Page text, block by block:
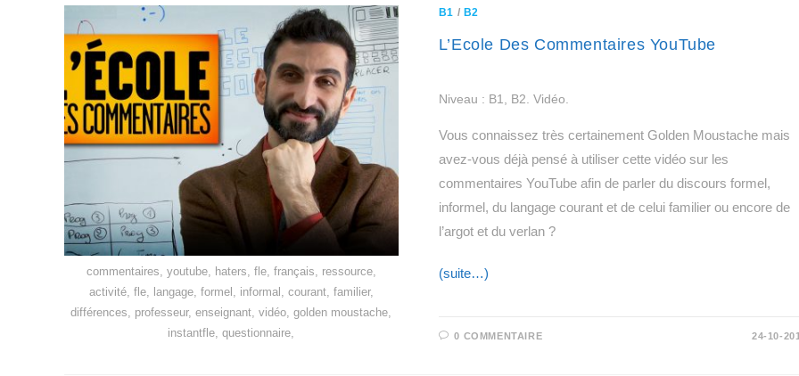
commentaires, youtube, haters, fle, français, ressource,
activité, fle, langage, formel, informal, courant, familier,
différences, professeur, enseignant, vidéo, golden moustache,
instantfle, questionnaire,
B1 / B2
L’Ecole Des Commentaires YouTube
Niveau : B1, B2. Vidéo.
Vous connaissez très certainement Golden Moustache mais
avez-vous déjà pensé à utiliser cette vidéo sur les
commentaires YouTube afin de parler du discours formel,
informel, du langage courant et de celui familier ou encore de
l’argot et du verlan ?
(suite…)
0 COMMENTAIRE 24-10-